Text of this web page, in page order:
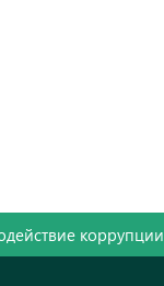
коррупции